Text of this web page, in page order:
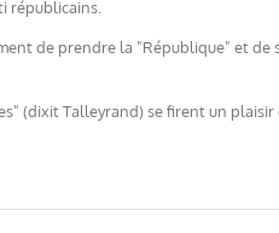
républicains.
de prendre la "République" et de
(dixit Talleyrand) se firent un plaisir